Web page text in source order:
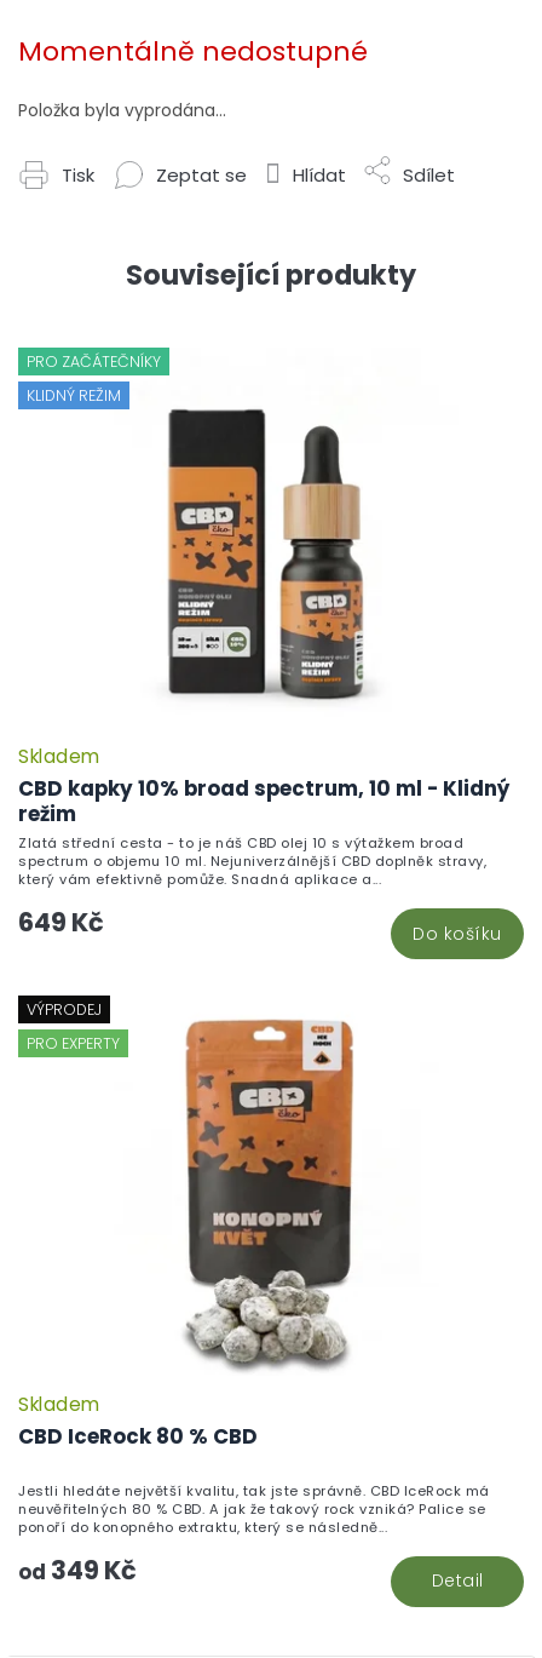
cena:
Momentálně nedostupné
Položka byla vyprodána…
Tisk Zeptat se Hlídat Sdílet
Související produkty
PRO ZAČÁTEČNÍKY
KLIDNÝ REŽIM
CBD kapky 10% broad spectrum, 10 ml - Klidný
režim
Skladem
649 Kč Do košíku
Zlatá střední cesta - to je náš CBD olej 10 s výtažkem broad
spectrum o objemu 10 ml. Nejuniverzálnější CBD doplněk stravy,
který vám efektivně pomůže. Snadná aplikace a...
VÝPRODEJ
PRO EXPERTY
CBD IceRock 80 % CBD
Skladem
od 349 Kč Detail
Jestli hledáte největší kvalitu, tak jste správně. CBD IceRock má
neuvěřitelných 80 % CBD. A jak že takový rock vzniká? Palice se
ponoří do konopného extraktu, který se následně...